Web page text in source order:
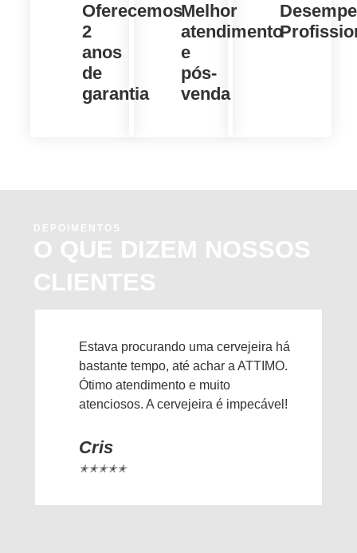
Oferecemos
2
anos
de
garantia
Melhor
atendimento
e
pós-
venda
DEPOIMENTOS
O QUE DIZEM NOSSOS
CLIENTES
Estava procurando uma cervejeira há
bastante tempo, até achar a ATTIMO.
Ótimo atendimento e muito
atenciosos. A cervejeira é impecável!
Cris
✭✭✭✭✭